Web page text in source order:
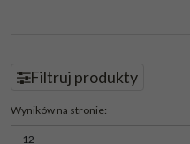
Panel
Filtruj produkty
Wyników na stronie: